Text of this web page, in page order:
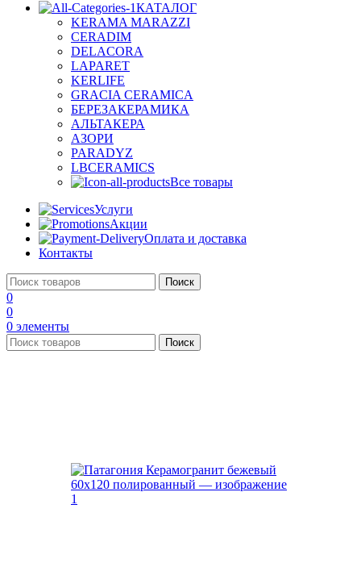
КАТАЛОГ
KERAMA MARAZZI
CERADIM
DELACORA
LAPARET
KERLIFE
GRACIA CERAMICA
БЕРЕЗАКЕРАМИКА
АЛЬТАКЕРА
АЗОРИ
PARADYZ
LBCERAMICS
Все товары
Услуги
Акции
Оплата и доставка
Контакты
Поиск
0
0
0 элементы
Поиск